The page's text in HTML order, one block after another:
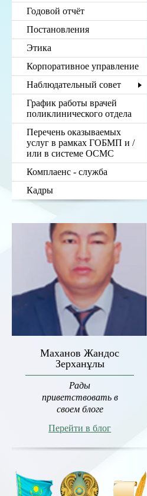
Годовой отчёт
Постановления
Этика
Корпоративное управление
Наблюдательный совет
График работы врачей
поликлинического отдела
Перечень оказываемых
услуг в рамках ГОБМП и /
или в системе ОСМС
Комплаенс - служба
Кадры
Маханов Жандос
Зерханұлы
Рады
приветствовать в
своем блоге
Перейти в блог